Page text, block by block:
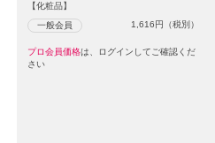
【化粧品】
一般会員 1,616円（税別）
プロ会員価格は、ログインしてご確認くだ
さい